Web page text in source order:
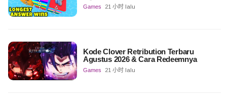
Games 21 小时 lalu
Kode Clover Retribution Terbaru
Agustus 2026 & Cara Redeemnya
Games 21 小时 lalu